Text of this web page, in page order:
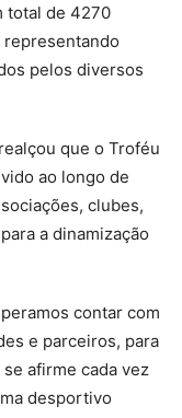
total de 4270
pelos diversos
que o Troféu
ao longo de
clubes,
a dinamização
contar com
e parceiros, para
afirme cada vez
desportivo